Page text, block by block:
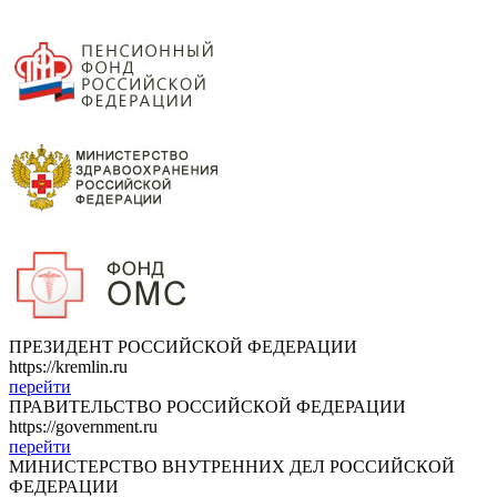
ПРЕЗИДЕНТ РОССИЙСКОЙ ФЕДЕРАЦИИ
https://kremlin.ru
перейти
ПРАВИТЕЛЬСТВО РОССИЙСКОЙ ФЕДЕРАЦИИ
https://government.ru
перейти
МИНИСТЕРСТВО ВНУТРЕННИХ ДЕЛ РОССИЙСКОЙ
ФЕДЕРАЦИИ